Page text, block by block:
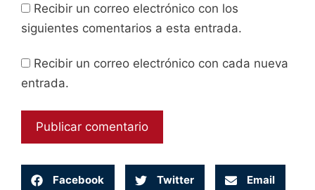
Recibir un correo electrónico con los
siguientes comentarios a esta entrada.
Recibir un correo electrónico con cada nueva
entrada.
Facebook Twitter Email